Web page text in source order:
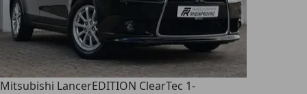
Mitsubishi LancerEDITION ClearTec 1-